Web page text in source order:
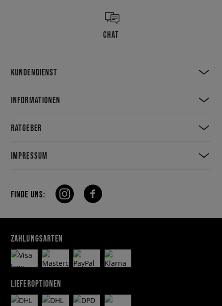
CHAT
KUNDENDIENST
INFORMATIONEN
RATGEBER
IMPRESSUM
FINDE UNS:
ZAHLUNGSARTEN
LIEFEROPTIONEN